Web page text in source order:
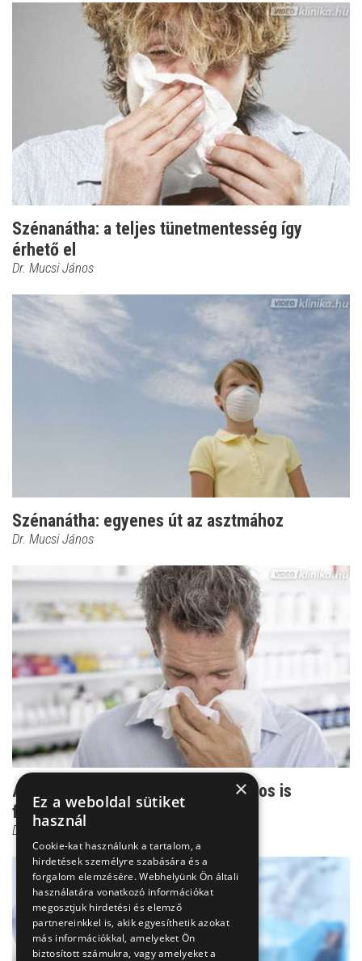
Szénanátha: a teljes tünetmentesség így
érhető el
Dr. Mucsi János
Szénanátha: egyenes út az asztmához
Dr. Mucsi János
Allergiagyógyszerek: már a háziorvos is
felírhatja!
Dr. Mucsi János
×
Ez a weboldal sütiket
használ
Cookie-kat használunk a tartalom, a
hirdetések személyre szabására és a
forgalom elemzésére. Webhelyünk Ön általi
használatára vonatkozó információkat
megosztjuk hirdetési és elemző
partnereinkkel is, akik egyesíthetik azokat
más információkkal, amelyeket Ön
biztosított számukra, vagy amelyeket a